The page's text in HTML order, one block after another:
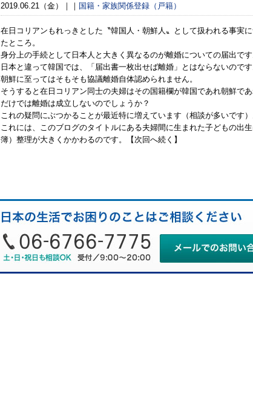
2019.06.21（金） 国籍・家族関係登録（戸籍）
在日コリアンもれっきとした〝韓国人・朝鮮人〟として扱われる事実
たところ。
身分上の手続として日本人と大きく異なるのが離婚についての届出です
日本と違って韓国では、「届出書一枚出せば離婚」とはならないのです
朝鮮に至ってはそもそも協議離婚自体認められません。
そうすると在日コリアン同士の夫婦はその国籍欄が韓国であれ朝鮮で
だけでは離婚は成立しないのでしょうか？
これの疑問にぶつかることが最近特に増えています（相談が多いです）
これには、このブログのタイトルにある夫婦間に生まれた子どもの出
簿）整理が大きくかかわるのです。【次回へ続く】